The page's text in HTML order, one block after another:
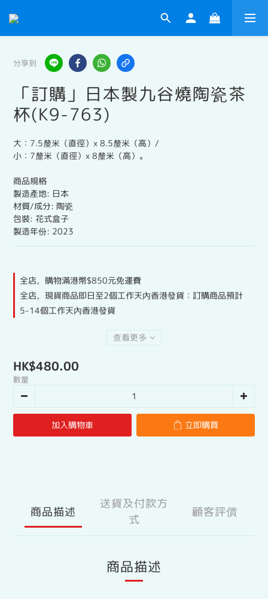
分享到
「訂購」日本製九谷燒陶瓷茶
杯(K9-763)
大：7.5釐米（直徑）x 8.5釐米（高）/
小：7釐米（直徑）x 8釐米（高）。
商品規格
製造產地: 日本
材質/成分: 陶瓷
包裝: 花式盒子
製造年份: 2023
全店，購物滿港幣$850元免運費
全店，現貨商品即日至2個工作天內香港發貨：訂購商品預計
5-14個工作天內香港發貨
查看更多
HK$480.00
數量
加入購物車 立即購買
商品描述
送貨及付款方
式
顧客評價
商品描述